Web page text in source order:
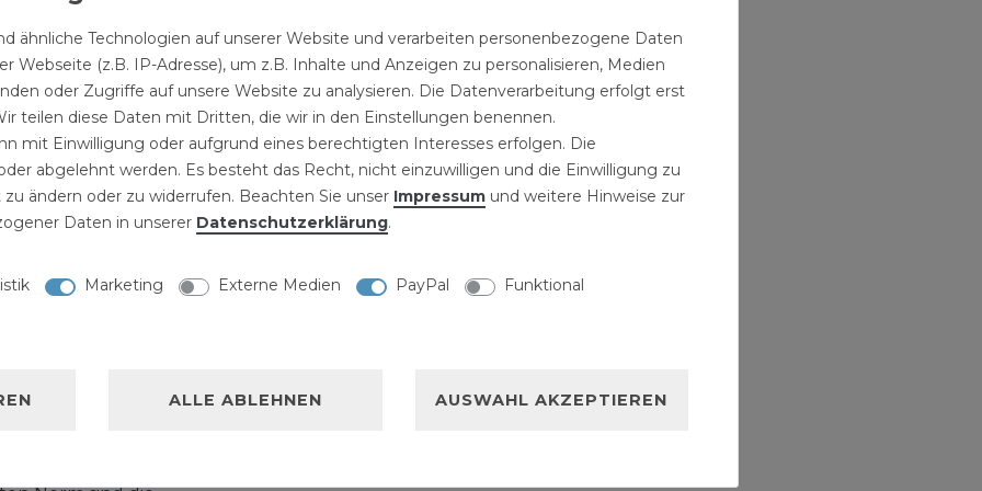
Formteile für
und können in
werden.
für verzinkte
das beste für die
der Haustechnik und
bestehender
Temperguss
und andere
in der
bestehenden
entsprechen
der
Symbol A. In
ähnliche Technologien auf unserer Website und verarbeiten personenbezogene Daten
Webseite (z.B. IP-Adresse), um z.B. Inhalte und Anzeigen zu personalisieren, Medien
oder Zugriffe auf unsere Website zu analysieren. Die Datenverarbeitung erfolgt erst
teilen diese Daten mit Dritten, die wir in den Einstellungen benennen.
mit Einwilligung oder aufgrund eines berechtigten Interesses erfolgen. Die
abgelehnt werden. Es besteht das Recht, nicht einzuwilligen und die Einwilligung zu
ändern oder zu widerrufen. Beachten Sie unser Impressum und weitere Hinweise zur
Daten in unserer Daten­schutz­erklärung.
Marketing Externe Medien PayPal Funktional
ALLE ABLEHNEN AUSWAHL AKZEPTIEREN